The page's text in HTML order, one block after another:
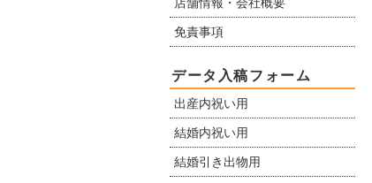
免責事項
データ入稿フォーム
出産内祝い用
結婚内祝い用
結婚引き出物用